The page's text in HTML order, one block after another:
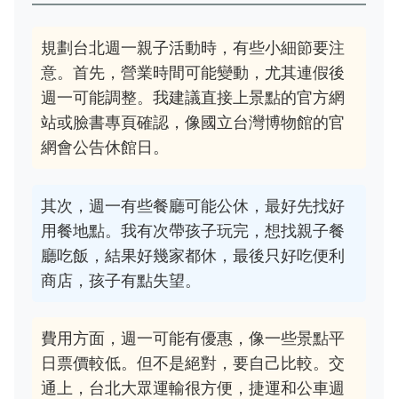
規劃台北週一親子活動時，有些小細節要注
意。首先，營業時間可能變動，尤其連假後
週一可能調整。我建議直接上景點的官方網
站或臉書專頁確認，像國立台灣博物館的官
網會公告休館日。
其次，週一有些餐廳可能公休，最好先找好
用餐地點。我有次帶孩子玩完，想找親子餐
廳吃飯，結果好幾家都休，最後只好吃便利
商店，孩子有點失望。
費用方面，週一可能有優惠，像一些景點平
日票價較低。但不是絕對，要自己比較。交
通上，台北大眾運輸很方便，捷運和公車週